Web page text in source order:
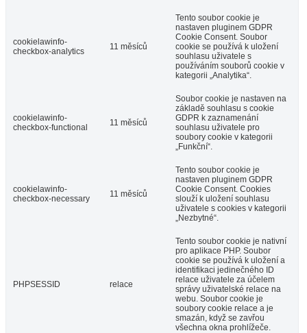
cookielawinfo-
checkbox-analytics
11 měsíců
Tento soubor cookie je
nastaven pluginem GDPR
Cookie Consent. Soubor
cookie se používá k uložení
souhlasu uživatele s
používáním souborů cookie v
kategorii „Analytika“.
cookielawinfo-
checkbox-functional
11 měsíců
Soubor cookie je nastaven na
základě souhlasu s cookie
GDPR k zaznamenání
souhlasu uživatele pro
soubory cookie v kategorii
„Funkční“.
cookielawinfo-
checkbox-necessary
11 měsíců
Tento soubor cookie je
nastaven pluginem GDPR
Cookie Consent. Cookies
slouží k uložení souhlasu
uživatele s cookies v kategorii
„Nezbytné“.
PHPSESSID relace
Tento soubor cookie je nativní
pro aplikace PHP. Soubor
cookie se používá k uložení a
identifikaci jedinečného ID
relace uživatele za účelem
správy uživatelské relace na
webu. Soubor cookie je
soubory cookie relace a je
smazán, když se zavřou
všechna okna prohlížeče.